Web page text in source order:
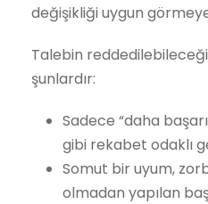
değişikliği uygun
Talebin
şunlardır:
Sadece “daha
gibi rekabet odaklı
Somut bir uyum,
olmadan yapılan